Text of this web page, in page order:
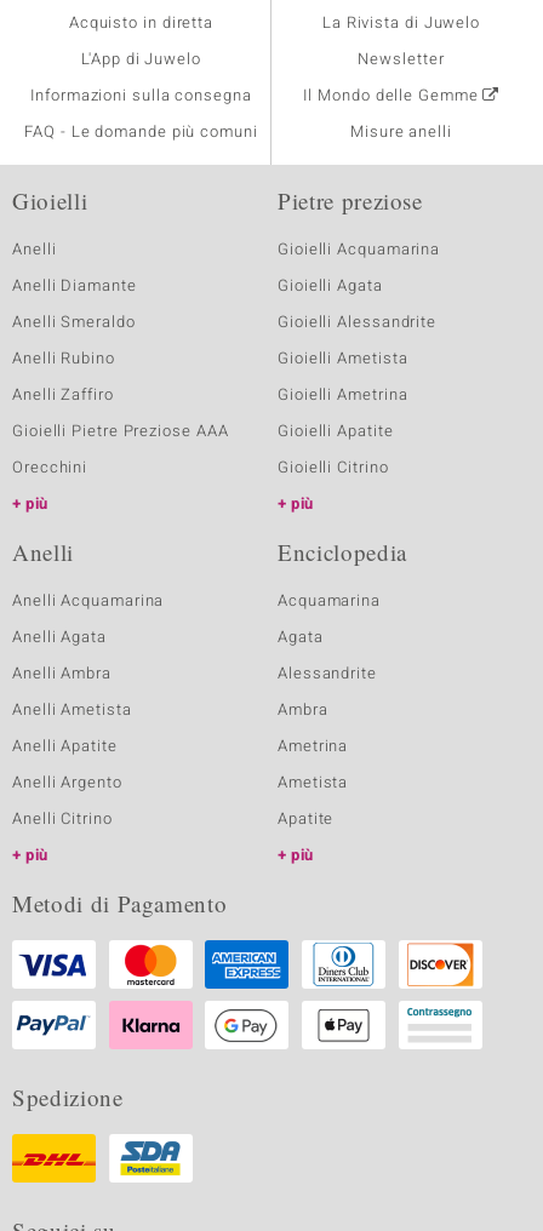
Acquisto in diretta
L'App di Juwelo
Informazioni sulla consegna
FAQ - Le domande più comuni
La Rivista di Juwelo
Newsletter
Il Mondo delle Gemme
Misure anelli
Gioielli
Anelli
Anelli Diamante
Anelli Smeraldo
Anelli Rubino
Anelli Zaffiro
Gioielli Pietre Preziose AAA
Orecchini
più
Pietre preziose
Gioielli Acquamarina
Gioielli Agata
Gioielli Alessandrite
Gioielli Ametista
Gioielli Ametrina
Gioielli Apatite
Gioielli Citrino
più
Anelli
Anelli Acquamarina
Anelli Agata
Anelli Ambra
Anelli Ametista
Anelli Apatite
Anelli Argento
Anelli Citrino
più
Enciclopedia
Acquamarina
Agata
Alessandrite
Ambra
Ametrina
Ametista
Apatite
più
Metodi di Pagamento
Spedizione